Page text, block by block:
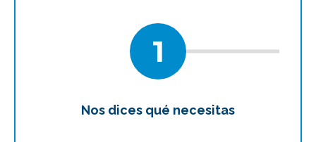
1
Nos dices qué necesitas